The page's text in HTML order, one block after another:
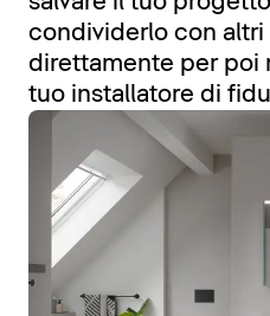
condividerlo con altri
direttamente per poi
tuo installatore di